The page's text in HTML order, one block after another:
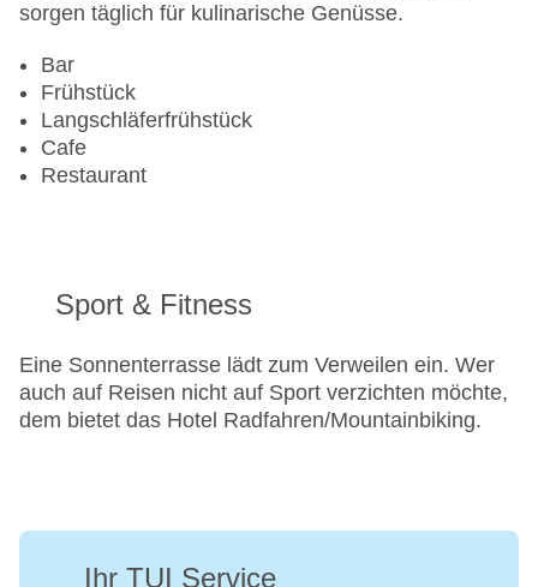
sorgen täglich für kulinarische Genüsse.
Bar
Frühstück
Langschläferfrühstück
Cafe
Restaurant
Sport & Fitness
Eine Sonnenterrasse lädt zum Verweilen ein. Wer
auch auf Reisen nicht auf Sport verzichten möchte,
dem bietet das Hotel Radfahren/Mountainbiking.
Ihr TUI Service